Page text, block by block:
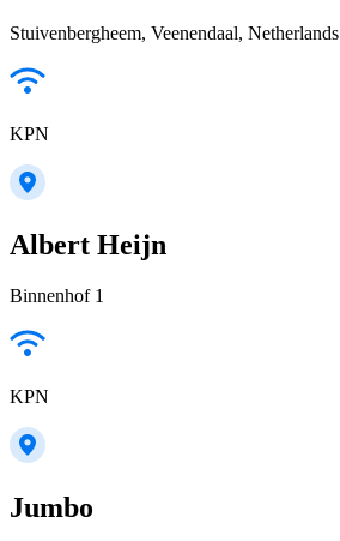
Stuivenbergheem, Veenendaal, Netherlands
KPN
Albert Heijn
Binnenhof 1
KPN
Jumbo